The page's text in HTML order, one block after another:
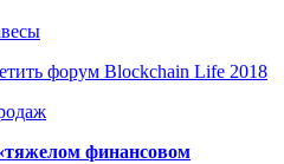
форум Blockchain Life 2018
финансовом